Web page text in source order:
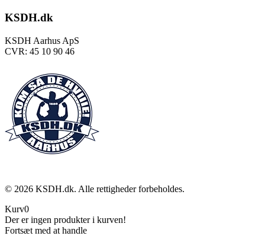
KSDH.dk
KSDH Aarhus ApS
CVR: 45 10 90 46
© 2026 KSDH.dk. Alle rettigheder forbeholdes.
Kurv0
Der er ingen produkter i kurven!
Fortsæt med at handle